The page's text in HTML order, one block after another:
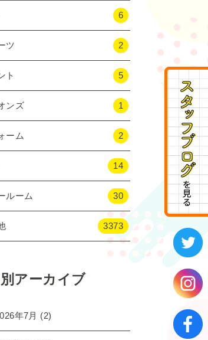
6
ツ 2
ト 5
ンズ 1
ーム 2
14
ルーム 30
3373
別アーカイブ
年7月 (2)